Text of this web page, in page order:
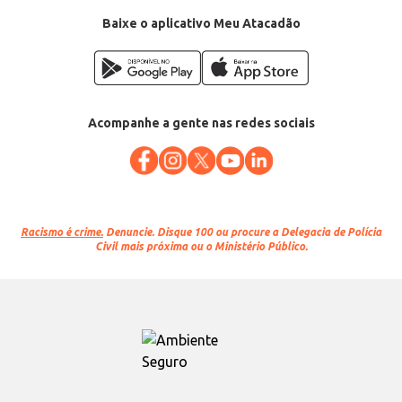
Baixe o aplicativo Meu Atacadão
Acompanhe a gente nas redes sociais
Racismo é crime. Denuncie. Disque 100 ou procure a Delegacia de Polícia
Civil mais próxima ou o Ministério Público.